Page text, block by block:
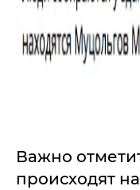
Важно
происходят